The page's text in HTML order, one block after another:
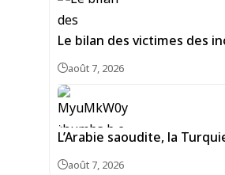
Le bilan des victimes des
août 7, 2026
L’Arabie saoudite, la
août 7, 2026